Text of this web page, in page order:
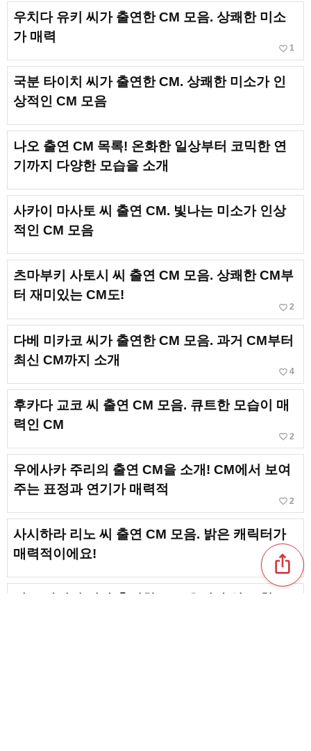
우치다 유키 씨가 출연한 CM 모음. 상쾌한 미소
가 매력
favorite_border 1
국분 타이치 씨가 출연한 CM. 상쾌한 미소가 인
상적인 CM 모음
나오 출연 CM 목록! 온화한 일상부터 코믹한 연
기까지 다양한 모습을 소개
사카이 마사토 씨 출연 CM. 빛나는 미소가 인상
적인 CM 모음
츠마부키 사토시 씨 출연 CM 모음. 상쾌한 CM부
터 재미있는 CM도!
favorite_border 2
다베 미카코 씨가 출연한 CM 모음. 과거 CM부터
최신 CM까지 소개
favorite_border 4
후카다 교코 씨 출연 CM 모음. 큐트한 모습이 매
력인 CM
favorite_border 2
우에사카 주리의 출연 CM을 소개! CM에서 보여
주는 표정과 연기가 매력적
favorite_border 2
사시하라 리노 씨 출연 CM 모음. 밝은 캐릭터가
매력적이에요!
ios_share